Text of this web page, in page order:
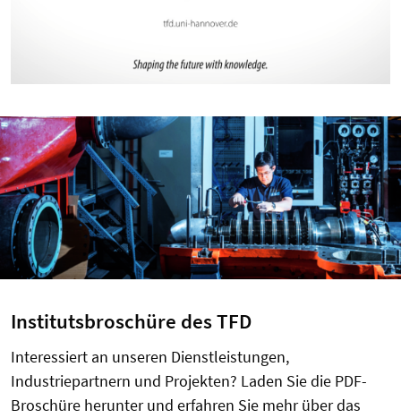
Video
Institutsbroschüre des TFD
Interessiert an unseren Dienstleistungen,
Industriepartnern und Projekten? Laden Sie die PDF-
Broschüre herunter und erfahren Sie mehr über das